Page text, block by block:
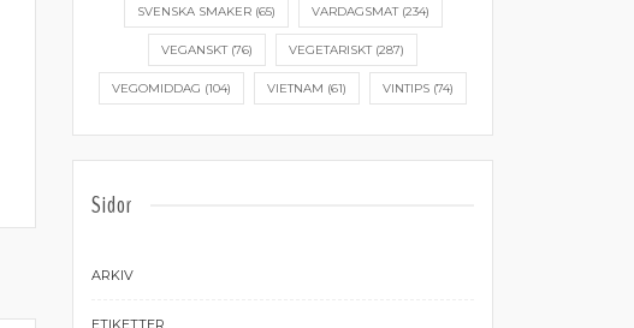
SVENSKA SMAKER(65) VARDAGSMAT(234)
VEGANSKT(76) VEGETARISKT(287)
VEGOMIDDAG (104) VIETNAM (61) VINTIPS (74)
Sidor
ARKIV
ETIKETTER